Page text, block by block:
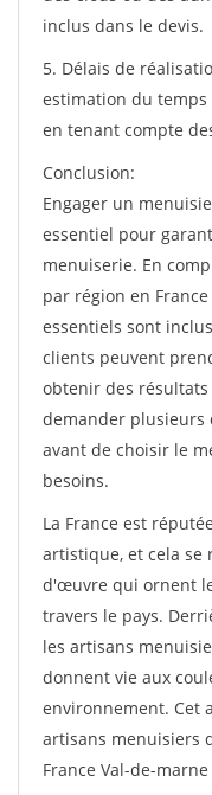
inclus dans le devis.
5. Délais de
estimation du temps
en tenant compte
Conclusion:
Engager un
essentiel pour
menuiserie. En
par région en
essentiels sont
clients peuvent
obtenir des
demander plusieurs
avant de choisir le
besoins.
La France est
artistique, et cela se
d'œuvre qui ornent
travers le pays.
les artisans
donnent vie aux
environnement. Cet
artisans menuisiers
France Val-de-marne